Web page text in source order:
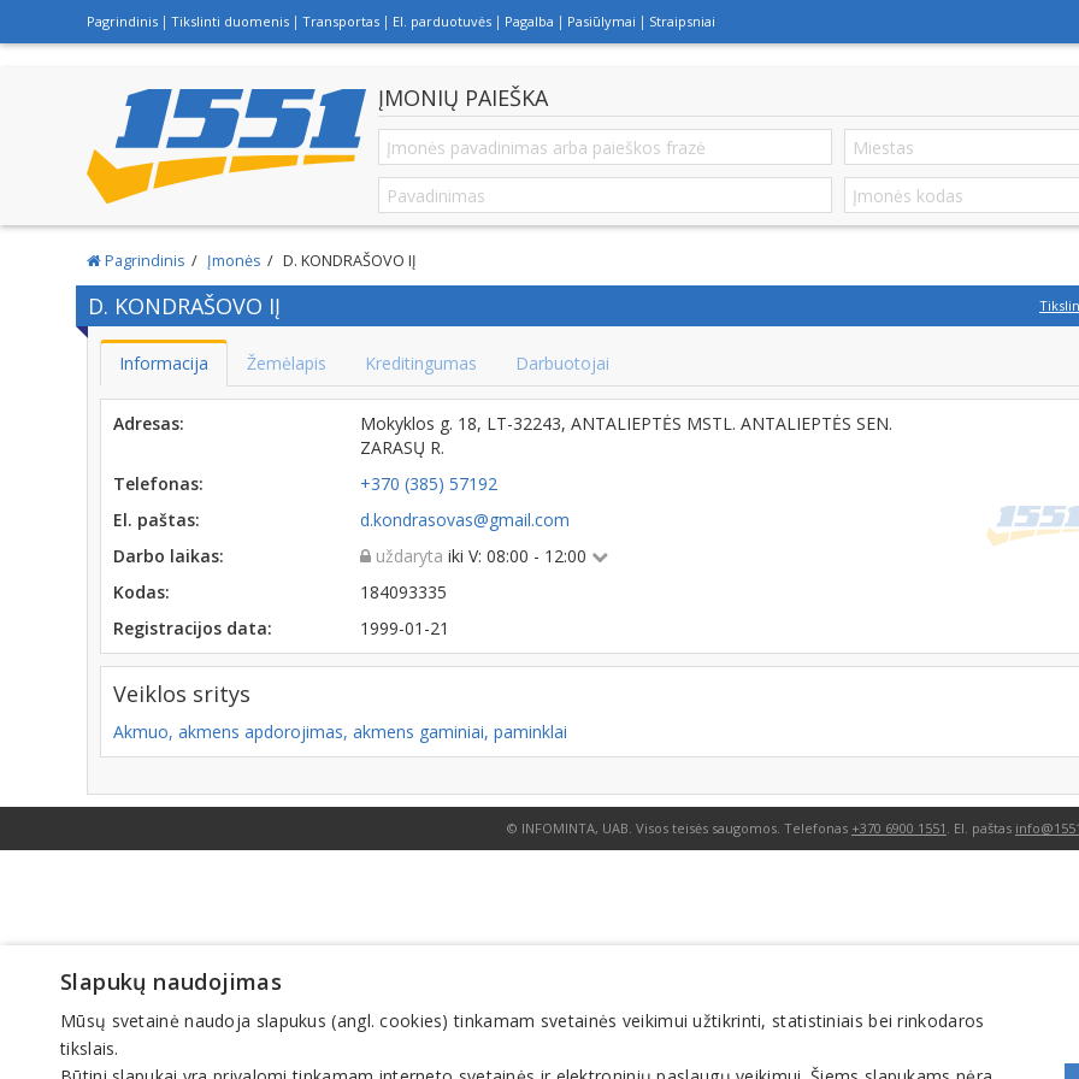
Pagrindinis Tikslinti duomenis Transportas El. parduotuvės Pagalba Pasiūlymai Straipsniai
ĮMONIŲ PAIEŠKA
Pagrindinis Įmonės D. KONDRAŠOVO IĮ
D. KONDRAŠOVO IĮ
Informacija Žemėlapis Kreditingumas Darbuotojai
Adresas:
Mokyklos g. 18, LT-32243, ANTALIEPTĖS MSTL. ANTALIEPTĖS SEN.
ZARASŲ R.
Telefonas:
+370 (385) 57192
El. paštas:
d.kondrasovas@gmail.com
Darbo laikas:
uždaryta iki V: 08:00 - 12:00
Kodas:
184093335
Registracijos data:
1999-01-21
Veiklos sritys
Akmuo, akmens apdorojimas, akmens gaminiai, paminklai
© INFOMINTA, UAB. Visos teisės saugomos. Telefonas +370 6900 1551 . El. paštas
Slapukų naudojimas
Mūsų svetainė naudoja slapukus (angl. cookies) tinkamam svetainės veikimui užtikrinti, statistiniais bei rinkodaros
tikslais.